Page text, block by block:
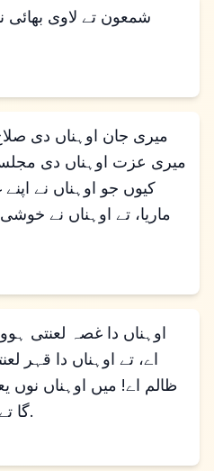
میری عزت اوہناں دی
کیوں جو اوہناں نے
ماریا، تے اوہناں نے
اے، تے اوہناں دا قہر
ظالم اے! میں اوہناں نوں
گا تے اسرائیل وچ بکھیر دِتا.